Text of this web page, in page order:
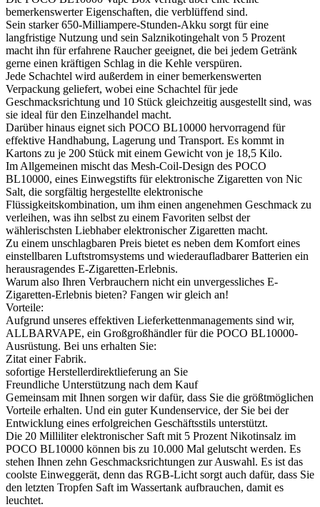
bemerkenswerter Eigenschaften, die verblüffend sind.
Sein starker 650-Milliampere-Stunden-Akku sorgt für eine
langfristige Nutzung und sein Salznikotingehalt von 5 Prozent
macht ihn für erfahrene Raucher geeignet, die bei jedem Getränk
gerne einen kräftigen Schlag in die Kehle verspüren.
Jede Schachtel wird außerdem in einer bemerkenswerten
Verpackung geliefert, wobei eine Schachtel für jede
Geschmacksrichtung und 10 Stück gleichzeitig ausgestellt sind, was
sie ideal für den Einzelhandel macht.
Darüber hinaus eignet sich POCO BL10000 hervorragend für
effektive Handhabung, Lagerung und Transport. Es kommt in
Kartons zu je 200 Stück mit einem Gewicht von je 18,5 Kilo.
Im Allgemeinen mischt das Mesh-Coil-Design des POCO
BL10000, eines Einwegstifts für elektronische Zigaretten von Nic
Salt, die sorgfältig hergestellte elektronische
Flüssigkeitskombination, um ihm einen angenehmen Geschmack zu
verleihen, was ihn selbst zu einem Favoriten selbst der
wählerischsten Liebhaber elektronischer Zigaretten macht.
Zu einem unschlagbaren Preis bietet es neben dem Komfort eines
einstellbaren Luftstromsystems und wiederaufladbarer Batterien ein
herausragendes E-Zigaretten-Erlebnis.
Warum also Ihren Verbrauchern nicht ein unvergessliches E-
Zigaretten-Erlebnis bieten? Fangen wir gleich an!
Vorteile:
Aufgrund unseres effektiven Lieferkettenmanagements sind wir,
ALLBARVAPE, ein Großgroßhändler für die POCO BL10000-
Ausrüstung. Bei uns erhalten Sie:
Zitat einer Fabrik.
sofortige Herstellerdirektlieferung an Sie
Freundliche Unterstützung nach dem Kauf
Gemeinsam mit Ihnen sorgen wir dafür, dass Sie die größtmöglichen
Vorteile erhalten. Und ein guter Kundenservice, der Sie bei der
Entwicklung eines erfolgreichen Geschäftsstils unterstützt.
Die 20 Milliliter elektronischer Saft mit 5 Prozent Nikotinsalz im
POCO BL10000 können bis zu 10.000 Mal gelutscht werden. Es
stehen Ihnen zehn Geschmacksrichtungen zur Auswahl. Es ist das
coolste Einweggerät, denn das RGB-Licht sorgt auch dafür, dass Sie
den letzten Tropfen Saft im Wassertank aufbrauchen, damit es
leuchtet.